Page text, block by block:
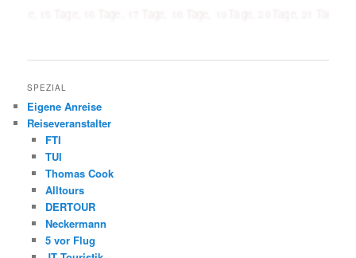
SPEZIAL
Eigene Anreise
Reiseveranstalter
FTI
TUI
Thomas Cook
Alltours
DERTOUR
Neckermann
5 vor Flug